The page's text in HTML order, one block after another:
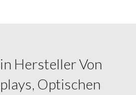
Hersteller Von
Optischen